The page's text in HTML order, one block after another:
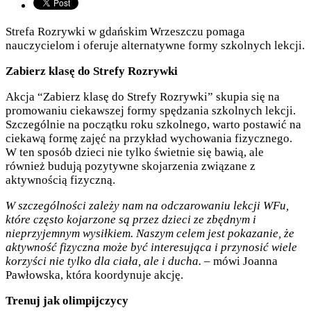
Strefa Rozrywki w gdańskim Wrzeszczu pomaga
nauczycielom i oferuje alternatywne formy szkolnych lekcji.
Zabierz klasę do Strefy Rozrywki
Akcja “Zabierz klasę do Strefy Rozrywki” skupia się na
promowaniu ciekawszej formy spędzania szkolnych lekcji.
Szczególnie na początku roku szkolnego, warto postawić na
ciekawą formę zajęć na przykład wychowania fizycznego.
W ten sposób dzieci nie tylko świetnie się bawią, ale
również budują pozytywne skojarzenia związane z
aktywnością fizyczną.
W szczególności zależy nam na odczarowaniu lekcji WFu,
które często kojarzone są przez dzieci ze zbędnym i
nieprzyjemnym wysiłkiem. Naszym celem jest pokazanie, że
aktywność fizyczna może być interesująca i przynosić wiele
korzyści nie tylko dla ciała, ale i ducha. – mówi Joanna
Pawłowska, która koordynuje akcję.
Trenuj jak olimpijczycy